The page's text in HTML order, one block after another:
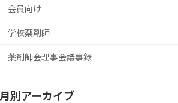
会員向け
学校薬剤師
薬剤師会理事会議事録
月別アーカイブ